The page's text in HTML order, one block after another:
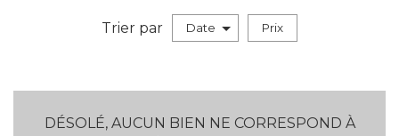
Trier par Date Prix
DÉSOLÉ, AUCUN BIEN NE CORRESPOND À